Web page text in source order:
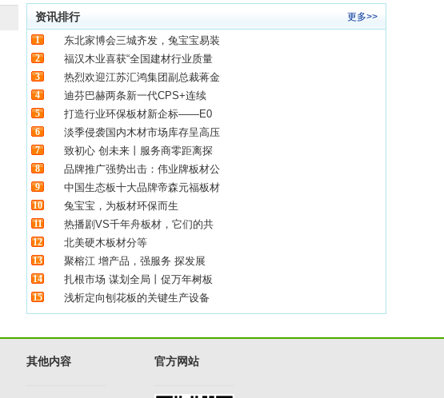
更多>>
资讯排行
1 东北家博会三城齐发，兔宝宝易装
2 福汉木业喜获“全国建材行业质量
3 热烈欢迎江苏汇鸿集团副总裁蒋金
4 迪芬巴赫两条新一代CPS+连续
5 打造行业环保板材新企标——E0
6 淡季侵袭国内木材市场库存呈高压
7 致初心 创未来丨服务商零距离探
8 品牌推广强势出击：伟业牌板材公
9 中国生态板十大品牌帝森元福板材
10 兔宝宝，为板材环保而生
11 热播剧VS千年舟板材，它们的共
12 北美硬木板材分等
13 聚榕江 增产品，强服务 探发展
14 扎根市场 谋划全局丨促万年树板
15 浅析定向刨花板的关键生产设备
其他内容 官方网站